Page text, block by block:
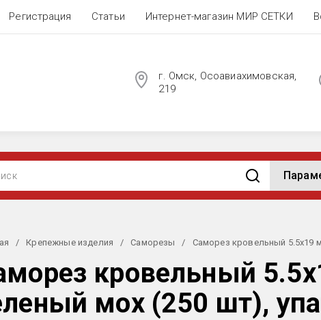
Регистрация Статьи Интернет-магазин МИР СЕТКИ
г. Омск, Осоавиахимовская,
219
/ Крепежные изделия / Саморезы / Саморез кровельный 5.5х19
кровельный
мох (250 шт),